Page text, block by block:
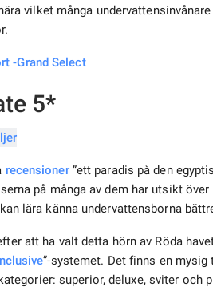
vilket många
-Grand Select
5*
recensioner”ett paradis på den
på många av dem har utsikt
lära känna undervattensborna
att ha valt detta hörn av Röda
”-systemet. Det finns en
superior, deluxe, sviter och